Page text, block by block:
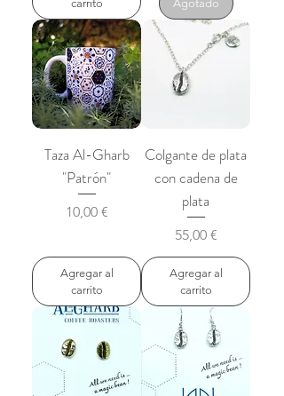
carrito
Agotado
Taza Al-Gharb
"Patrón"
Precio
10,00 €
Agregar al
carrito
Colgante de plata
con cadena de
plata
Precio
55,00 €
Agregar al
carrito